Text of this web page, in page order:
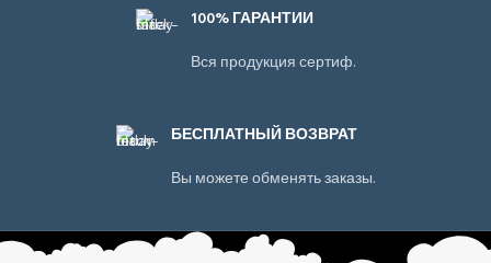
100% ГАРАНТИИ
Вся продукция сертиф.
БЕСПЛАТНЫЙ ВОЗВРАТ
Вы можете обменять заказы.